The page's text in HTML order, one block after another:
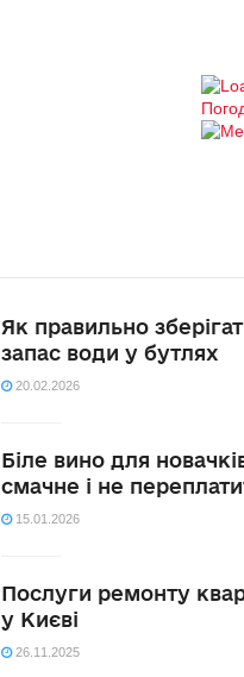
Як правильно
запас води у бутлях
20.02.2026
Біле вино для
смачне і не
15.01.2026
Послуги ремонту
у Києві
26.11.2025